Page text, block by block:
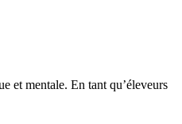
et mentale. En tant qu’éleveurs